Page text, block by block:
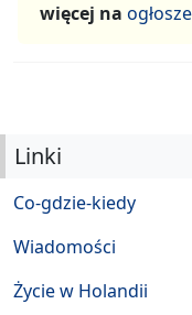
więcej na
Linki
Co-gdzie-kiedy
Wiadomości
Życie w Holandii